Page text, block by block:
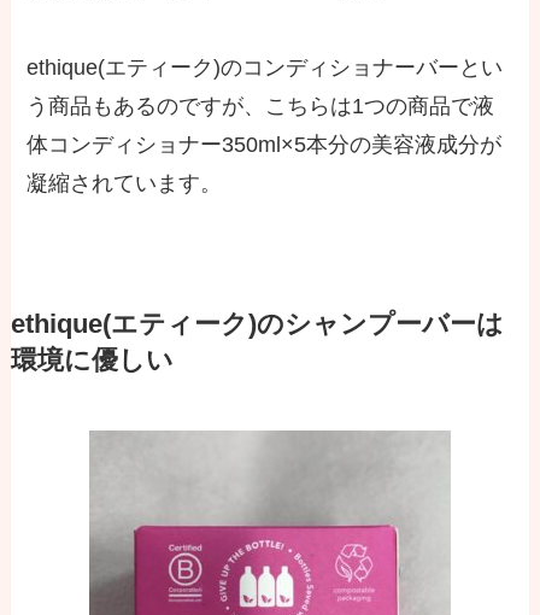
ethique(エティーク)のコンディショナーバーとい
う商品もあるのですが、こちらは1つの商品で液
体コンディショナー350ml×5本分の美容液成分が
凝縮されています。
ethique(エティーク)のシャンプーバーは
環境に優しい